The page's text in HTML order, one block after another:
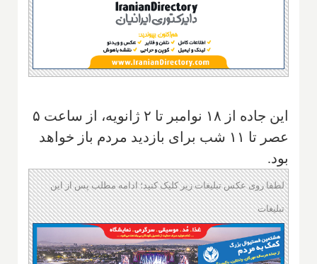
این جاده از ۱۸ نوامبر تا ۲ ژانویه، از ساعت ۵
عصر تا ۱۱ شب برای بازدید مردم باز خواهد
بود.
لطفا روی عکس تبلیغات زیر کلیک کنید؛ ادامه مطلب پس از این
تبلیغات